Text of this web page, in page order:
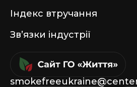
Індекс втручання
Звʼязки індустрії